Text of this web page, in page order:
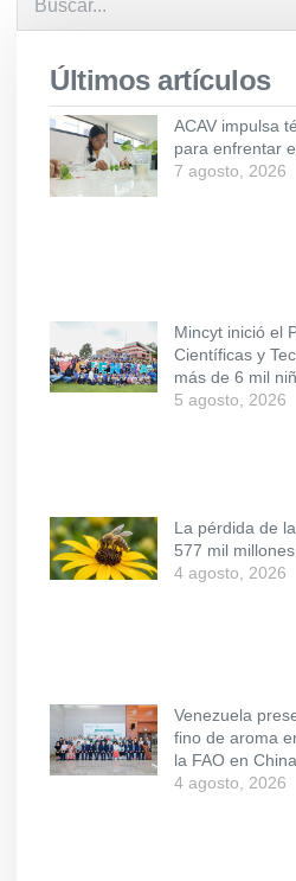
Últimos artículos
ACAV impulsa
para enfrentar
7 agosto, 2026
Mincyt inició el
Científicas y
más de 6 mil
5 agosto, 2026
La pérdida de
577 mil
4 agosto, 2026
Venezuela
fino de aroma
la FAO en China
4 agosto, 2026